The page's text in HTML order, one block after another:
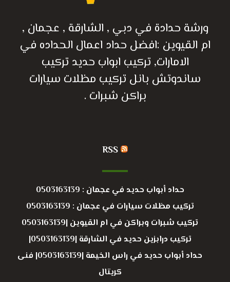
ورشة حدادة في دبي , الشارقة , عجمان ,
ام القيوين :افضل حداد اعمال الحداده في
الامارات, تركيب ابواب حديد تركيب
ساندوتش بانل تركيب مظلات سيارات
براكن شبرات .
RSS
حداد أبواب حديد في عجمان : 0503163139
تركيب مظلات سيارات في عجمان : 0503163139
تركيب شبرات وبراكن في ام القيوين |0503163139
تركيب درابزين حديد في الشارقة |0503163139|
حداد أبواب حديد في راس الخيمة |0503163139| فنى
كريتال